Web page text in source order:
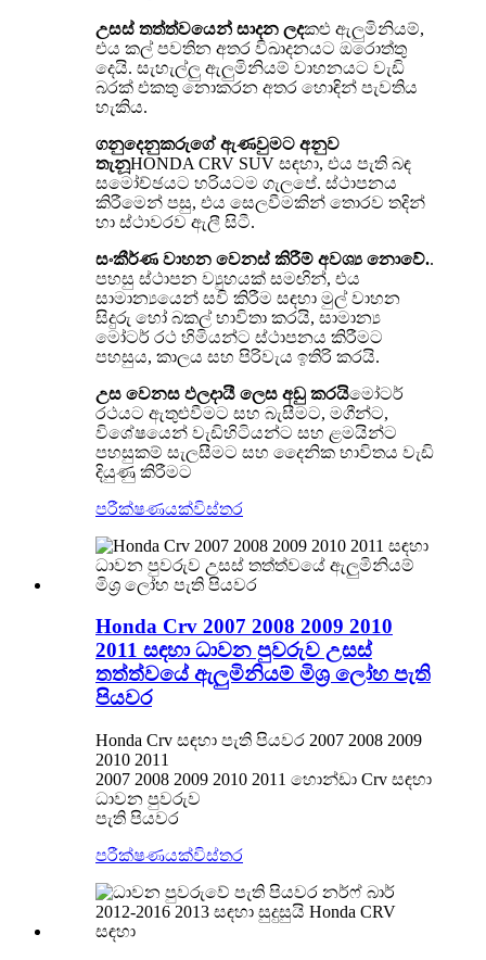
උසස් තත්ත්වයෙන් සාදන ලදකළු ඇලුමිනියම්,
එය කල් පවතින අතර විඛාදනයට ඔරොත්තු
දෙයි. සැහැල්ලු ඇලුමිනියම් වාහනයට වැඩි
බරක් එකතු නොකරන අතර හොඳින් පැවතිය
හැකිය.
ගනුදෙනුකරුගේ ඇණවුමට අනුව
තැනූHONDA CRV SUV සඳහා, එය පැති බඳ
සමෝච්ඡයට හරියටම ගැලපේ. ස්ථාපනය
කිරීමෙන් පසු, එය සෙලවීමකින් තොරව තදින්
හා ස්ථාවරව ඇලී සිටී.
සංකීර්ණ වාහන වෙනස් කිරීම් අවශ්‍ය නොවේ..
පහසු ස්ථාපන ව්‍යුහයක් සමඟින්, එය
සාමාන්‍යයෙන් සවි කිරීම සඳහා මුල් වාහන
සිදුරු හෝ බකල් භාවිතා කරයි, සාමාන්‍ය
මෝටර් රථ හිමියන්ට ස්ථාපනය කිරීමට
පහසුය, කාලය සහ පිරිවැය ඉතිරි කරයි.
උස වෙනස ඵලදායී ලෙස අඩු කරයිමෝටර්
රථයට ඇතුළුවීමට සහ බැසීමට, මගීන්ට,
විශේෂයෙන් වැඩිහිටියන්ට සහ ළමයින්ට
පහසුකම් සැලසීමට සහ දෛනික භාවිතය වැඩි
දියුණු කිරීමට
පරීක්ෂණයක්විස්තර
Honda Crv 2007 2008 2009 2010
2011 සඳහා ධාවන පුවරුව උසස්
තත්ත්වයේ ඇලුමිනියම් මිශ්‍ර ලෝහ පැති
පියවර
Honda Crv සඳහා පැති පියවර 2007 2008 2009
2010 2011
2007 2008 2009 2010 2011 හොන්ඩා Crv සඳහා
ධාවන පුවරුව
පැති පියවර
පරීක්ෂණයක්විස්තර